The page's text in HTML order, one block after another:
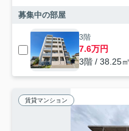
募集中の部屋
3階
7.6万円
3階 / 38.25
賃貸マンション